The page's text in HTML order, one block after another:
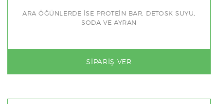
ARA ÖĞÜNLERDE İSE PROTEİN BAR, DETOSK SUYU,
SODA VE AYRAN
SIPARIŞ VER